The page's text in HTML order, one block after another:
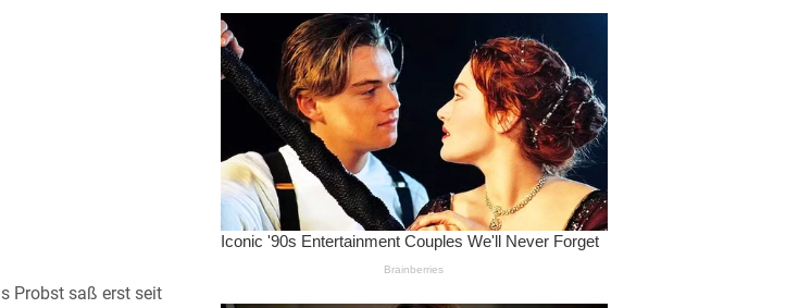
Probst saß erst seit